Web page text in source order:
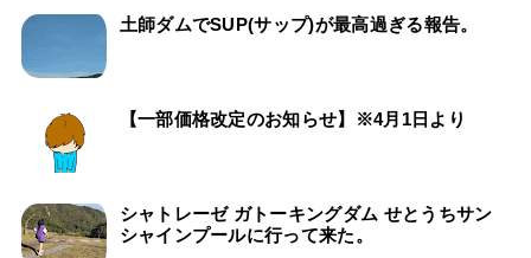
土師ダムでSUP(サップ)が最高過ぎる報告。
【一部価格改定のお知らせ】※4月1日より
シャトレーゼ ガトーキングダム せとうちサン
シャインプールに行って来た。